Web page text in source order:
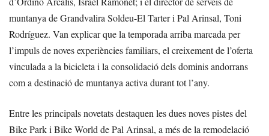
muntanya de Grandvalira Soldeu-El Tarter i Pal Arinsal, Toni
Rodríguez. Van explicar que la temporada arriba marcada per
l’impuls de noves experiències familiars, el creixement de l’oferta
vinculada a la bicicleta i la consolidació dels dominis andorrans
com a destinació de muntanya activa durant tot l’any.
Entre les principals novetats destaquen les dues noves pistes del
Bike Park i Bike World de Pal Arinsal, a més de la remodelació